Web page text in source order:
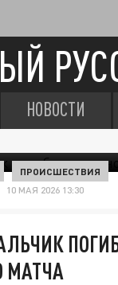
НОВОСТИ
ПРОИСШЕСТВИЯ
10 МАЯ 2026 13:30
МАТЧА